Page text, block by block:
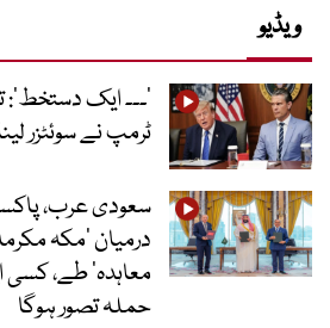
ویڈیو
’۔۔۔ ایک
ٹرمپ نے سوئٹزر
سعودی عرب،
درمیان ’مکہ
معاہدہ‘ طے، کسی
حملہ تصور ہوگا